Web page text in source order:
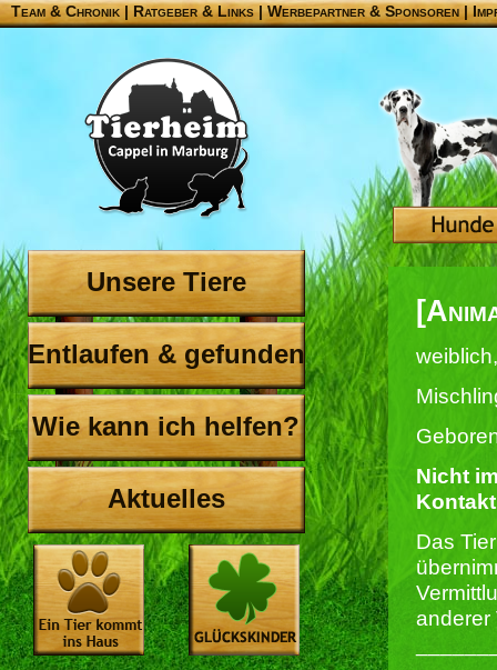
Team & Chronik |Ratgeber & Links|Werbepartner & Sponsoren|
Unsere Tiere
Entlaufen & gefunden
Wie kann ich helfen?
Aktuelles
Nicht
Das
anderer